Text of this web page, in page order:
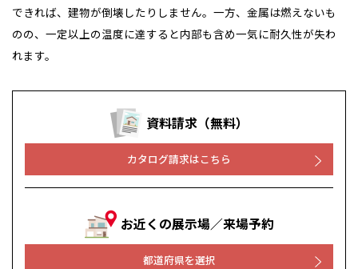
できれば、建物が倒壊したりしません。一方、金属は燃えないも
のの、一定以上の温度に達すると内部も含め一気に耐久性が失わ
れます。
資料請求（無料）
カタログ請求はこちら
お近くの展示場／来場予約
都道府県を選択